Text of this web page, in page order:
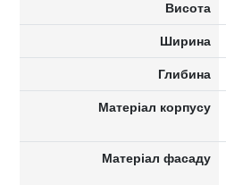
Висота
Ширина
Глибина
Матеріал корпусу
Матеріал фасаду